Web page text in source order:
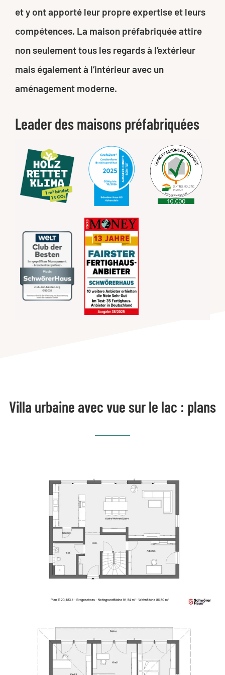
et y ont apporté leur propre expertise et leurs
compétences. La maison préfabriquée attire
non seulement tous les regards à l’extérieur
mais également à l’intérieur avec un
aménagement moderne.
Leader des maisons préfabriquées
Villa urbaine avec vue sur le lac : plans